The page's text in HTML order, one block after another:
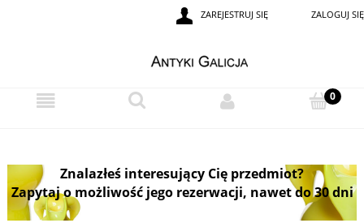
ZAREJESTRUJ SIĘ ZALOGUJ SIĘ
Znalazłeś interesujący Cię przedmiot?
Zapytaj o możliwość jego rezerwacji, nawet do 30 dni